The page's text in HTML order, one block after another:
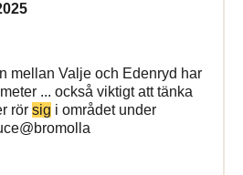
mellan Valje och Edenryd har
... också viktigt att tänka
rör sig i området under